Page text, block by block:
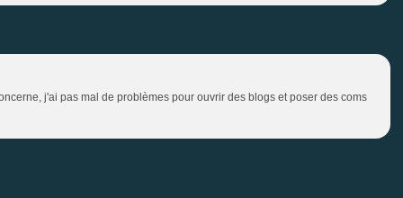
j'ai pas mal de problèmes pour ouvrir des blogs et poser des coms